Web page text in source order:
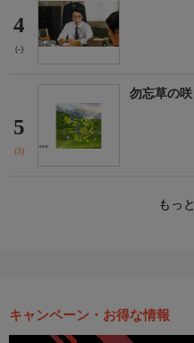
4
(-)
5
(3)
勿忘草の
もっ
キャンペーン・お得な情報